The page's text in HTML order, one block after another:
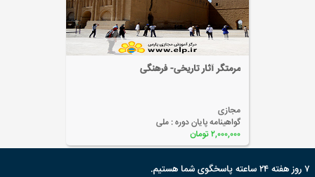
رنگ و پتینه
گواهینامه پایان دوره :
۲,۰۰۰,۰۰۰ تومان
۷ روز هفته ۲۴ ساعته پاسخگوی شما هستیم.